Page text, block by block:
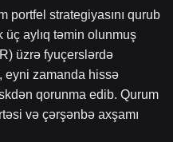
portfel strategiyasını qurub
aylıq təmin olunmuş
üzrə fyuçerslərdə
eyni zamanda hissə
qorunma edib. Qurum
və çərşənbə axşamı